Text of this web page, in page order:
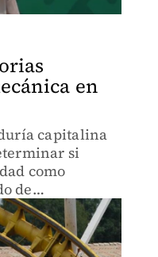
en
capitalina
si
como
de
compra de